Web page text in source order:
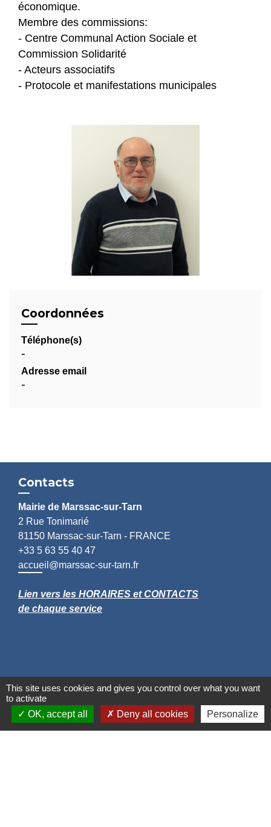
économique.
Membre des commissions:
- Centre Communal Action Sociale et
Commission Solidarité
- Acteurs associatifs
- Protocole et manifestations municipales
Coordonnées
Téléphone(s)
-
Adresse email
-
Contacts
Mairie de Marssac-sur-Tarn
2 Rue Tonimarié
81150 Marssac-sur-Tarn - FRANCE
+33 5 63 55 40 47
accueil@marssac-sur-tarn.fr
Lien vers les HORAIRES et CONTACTS
de chaque service
This site uses cookies and gives you control over what you want
to activate
OK, accept all
Deny all cookies Personalize